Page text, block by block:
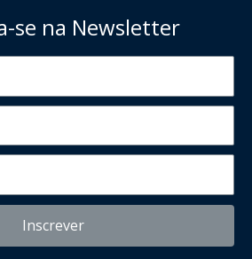
se na Newsletter
Inscrever